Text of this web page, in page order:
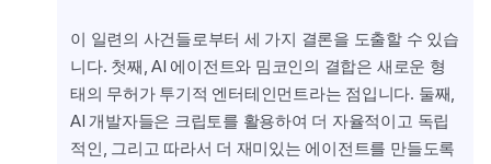
이 일련의 사건들로부터 세 가지 결론을 도출할 수 있습
니다. 첫째, AI 에이전트와 밈코인의 결합은 새로운 형
태의 무허가 투기적 엔터테인먼트라는 점입니다. 둘째,
AI 개발자들은 크립토를 활용하여 더 자율적이고 독립
적인, 그리고 따라서 더 재미있는 에이전트를 만들도록